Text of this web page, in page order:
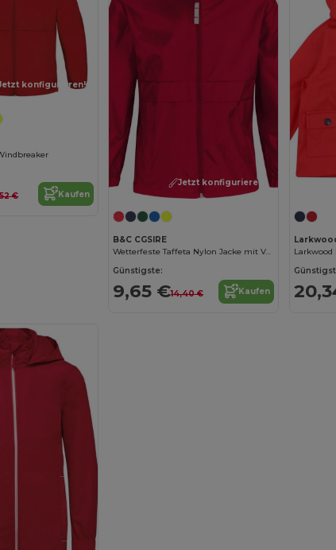
konfigurieren!
€ Kaufen
Jetzt konfigurieren!
B&C CGSIRE
Wetterfeste Taffeta Nylon Jacke mit Verstaubarer Kapuze
Günstigste:
9,65 €14,40 € Kaufen